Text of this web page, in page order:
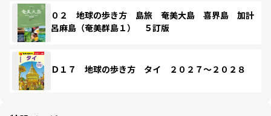
０２ 地球の歩き方 島旅 奄美大島 喜界島 加計
呂麻島（奄美群島１） ５訂版
Ｄ１７ 地球の歩き方 タイ ２０２７～２０２８